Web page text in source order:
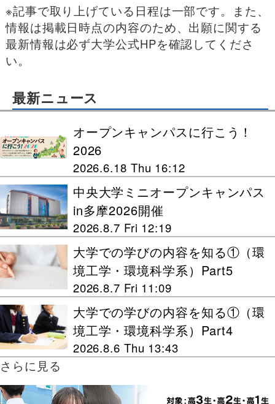
※記事で取り上げている日程は一部です。また、
情報は掲載日時点の内容のため、出願に関する
最新情報は必ず大学公式HPを確認してくださ
い。
最新ニュース
オープンキャンパスに行こう！
2026
2026.6.18 Thu 16:12
中央大学ミニオープンキャンパス
in多摩2026開催
2026.8.7 Fri 12:19
大学での学びの内容を知る①（環
境工学・環境科学系）Part5
2026.8.7 Fri 11:09
大学での学びの内容を知る①（環
境工学・環境科学系）Part4
2026.8.6 Thu 13:43
さらに見る